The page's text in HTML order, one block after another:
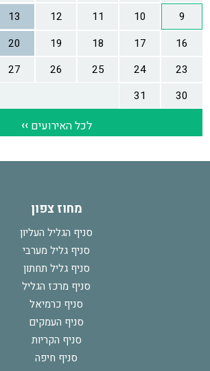
מחוז צפון
סניף הגליל העליון
סניף גליל מערבי
סניף גליל תחתון
סניף מרכז הגליל
סניף כרמיאל
סניף העמקים
סניף הקריות
סניף חיפה